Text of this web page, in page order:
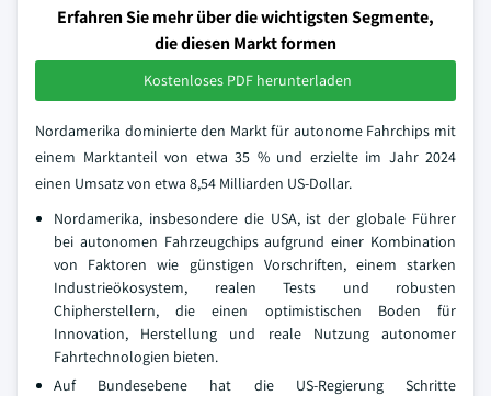
Erfahren Sie mehr über die wichtigsten Segmente,
die diesen Markt formen
Kostenloses PDF herunterladen
Nordamerika dominierte den Markt für autonome Fahrchips mit
einem Marktanteil von etwa 35 % und erzielte im Jahr 2024
einen Umsatz von etwa 8,54 Milliarden US-Dollar.
Nordamerika, insbesondere die USA, ist der globale Führer
bei autonomen Fahrzeugchips aufgrund einer Kombination
von Faktoren wie günstigen Vorschriften, einem starken
Industrieökosystem, realen Tests und robusten
Chipherstellern, die einen optimistischen Boden für
Innovation, Herstellung und reale Nutzung autonomer
Fahrtechnologien bieten.
Auf Bundesebene hat die US-Regierung Schritte